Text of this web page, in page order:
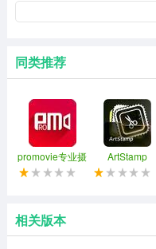
图拼接功能，可以把
图。同时内置的艺术印
接，从邮票边框到艺
需求，完全不需要在
效。
1、任意形状随心裁剪图
同类推荐
promovie专业摄
像机 苹果版
ArtStamp
相关版本